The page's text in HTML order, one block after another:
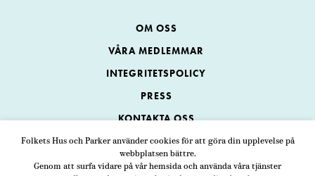
Folkets Hus och Parker använder cookies för att göra din upplevelse på
webbplatsen bättre.
Genom att surfa vidare på vår hemsida och använda våra tjänster
OM OSS
VÅRA MEDLEMMAR
INTEGRITETSPOLICY
PRESS
KONTAKTA OSS
Folkets Hus och Parker